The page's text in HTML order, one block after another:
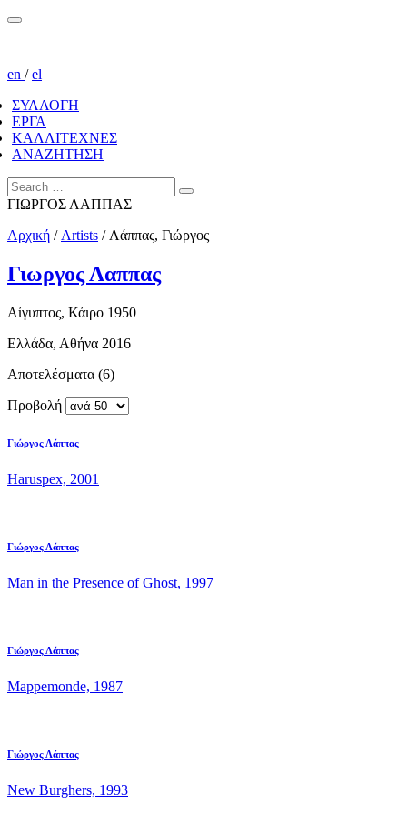
en /el
ΣΥΛΛΟΓΗ
ΕΡΓΑ
ΚΑΛΛΙΤΕΧΝΕΣ
ΑΝΑΖΗΤΗΣΗ
ΓΙΩΡΓΟΣ ΛΑΠΠΑΣ
Αρχική / Artists / Λάππας, Γιώργος
Γιωργος Λαππας
Αίγυπτος, Κάιρο 1950
Ελλάδα, Αθήνα 2016
Αποτελέσματα (6)
Προβολή
Γιώργος Λάππας
Haruspex, 2001
Γιώργος Λάππας
Man in the Presence of Ghost, 1997
Γιώργος Λάππας
Mappemonde, 1987
Γιώργος Λάππας
New Burghers, 1993